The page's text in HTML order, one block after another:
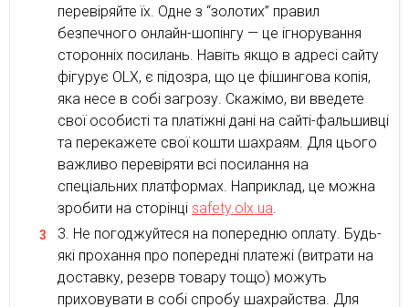
перевіряйте їх. Одне з “золотих” правил
безпечного онлайн-шопінгу — це ігнорування
сторонніх посилань. Навіть якщо в адресі сайту
фігурує OLX, є підозра, що це фішингова копія,
яка несе в собі загрозу. Скажімо, ви введете
свої особисті та платіжні дані на сайті-фальшивці
та перекажете свої кошти шахраям. Для цього
важливо перевіряти всі посилання на
спеціальних платформах. Наприклад, це можна
зробити на сторінці safety.olx.ua.
Не погоджуйтеся на попередню оплату. Будь-
які прохання про попередні платежі (витрати на
доставку, резерв товару тощо) можуть
приховувати в собі спробу шахрайства. Для